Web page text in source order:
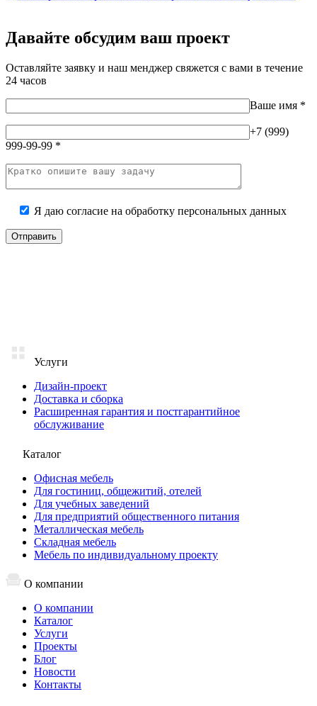
Давайте обсудим ваш проект
Оставляйте заявку и наш менджер свяжется с вами в течение
24 часов
Ваше имя *
+7 (999)
999-99-99 *
Я даю согласие на обработку персональных данных
Услуги
Дизайн-проект
Доставка и сборка
Расширенная гарантия и постгарантийное
обслуживание
Каталог
Офисная мебель
Для гостиниц, общежитий, отелей
Для учебных заведений
Для предприятий общественного питания
Металлическая мебель
Складная мебель
Мебель по индивидуальному проекту
О компании
О компании
Каталог
Услуги
Проекты
Блог
Новости
Контакты